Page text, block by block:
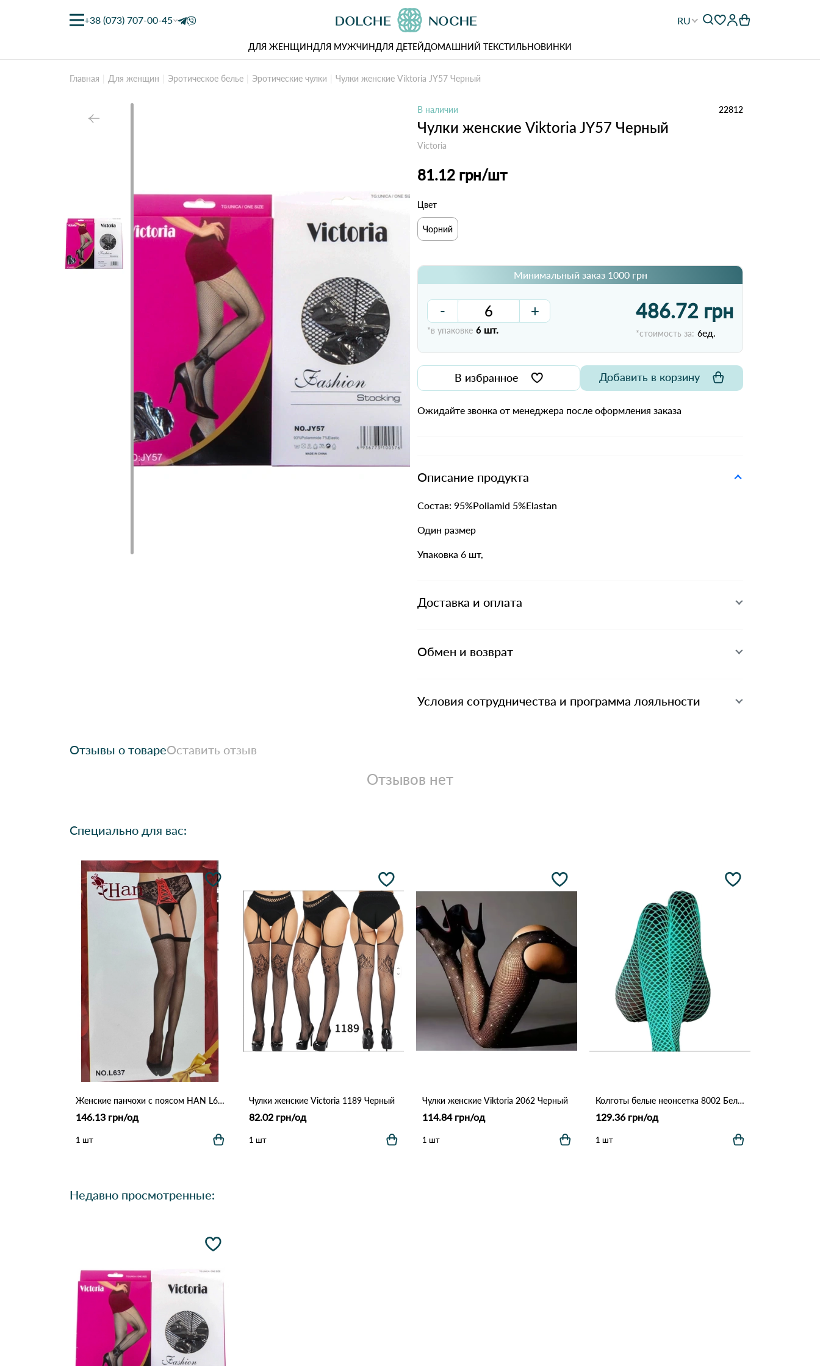
+38 (073) 707-00-45 RU
ДЛЯ ЖЕНЩИНДЛЯ МУЖЧИНДЛЯ ДЕТЕЙДОМАШНИЙ ТЕКСТИЛЬНОВИНКИ
Главная Для женщин Эротическое белье Эротические чулки Чулки женские Viktoria JY57 Черный
В наличии 22812
Чулки женские Viktoria JY57 Черный
Victoria
81.12 грн/шт
Цвет
Чорний
Минимальный заказ 1000 грн
- +
*в упаковке 6 шт.
486.72 грн
*стоимость за: 6ед.
В избранное Добавить в корзину
Ожидайте звонка от менеджера после оформления заказа
Описание продукта
Состав: 95%Poliamid 5%Elastan
Один размер
Упаковка 6 шт,
Доставка и оплата
Обмен и возврат
Условия сотрудничества и программа лояльности
Отзывы о товареОставить отзыв
Отзывов нет
Специально для вас:
Женские панчохи с поясом HAN L637 Черно-красный
146.13 грн/од
1 шт
Чулки женские Victoria 1189 Черный
82.02 грн/од
1 шт
Чулки женские Viktoria 2062 Черный
114.84 грн/од
1 шт
Колготы белые неонсетка 8002 Белый
129.36 грн/од
1 шт
Недавно просмотренные: